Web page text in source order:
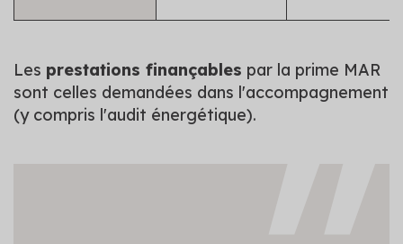
Les prestations finançables par la prime MAR
sont celles demandées dans l'accompagnement
(y compris l'audit énergétique).